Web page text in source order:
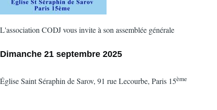
L'association CODJ vous invite à son assemblée générale
Dimanche 21 septembre 2025
Église Saint Séraphin de Sarov, 91 rue Lecourbe, Paris 15ème